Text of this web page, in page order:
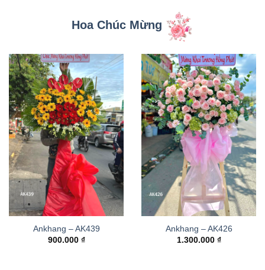
Hoa Chúc Mừng
Ankhang – AK439
900.000 ₫
Ankhang – AK426
1.300.000 ₫